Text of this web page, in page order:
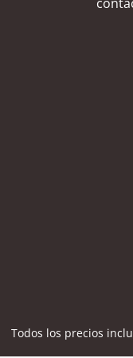
Todos los precios